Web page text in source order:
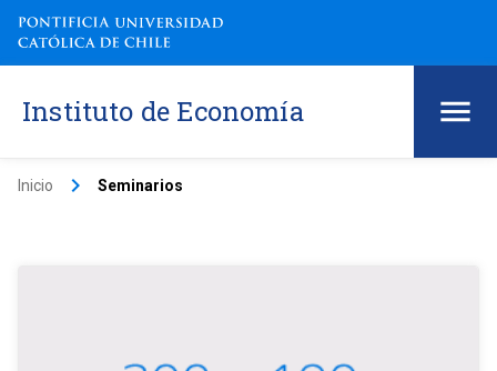
Instituto de Economía
Inicio keyboard_arrow_right Seminarios